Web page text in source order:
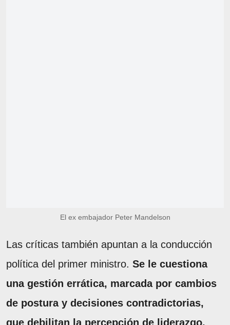
El ex embajador Peter Mandelson
Las críticas también apuntan a la conducción
política del primer ministro. Se le cuestiona
una gestión errática, marcada por cambios
de postura y decisiones contradictorias,
que debilitan la percepción de liderazgo.